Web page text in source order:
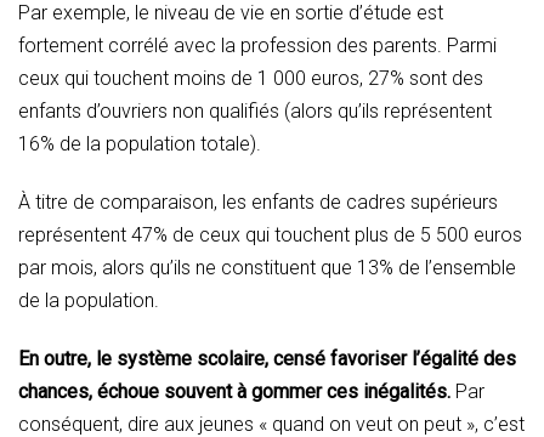
Par exemple, le niveau de vie en sortie d’étude est
fortement corrélé avec la profession des parents. Parmi
ceux qui touchent moins de 1 000 euros, 27% sont des
enfants d’ouvriers non qualifiés (alors qu’ils représentent
16% de la population totale).
À titre de comparaison, les enfants de cadres supérieurs
représentent 47% de ceux qui touchent plus de 5 500 euros
par mois, alors qu’ils ne constituent que 13% de l’ensemble
de la population.
En outre, le système scolaire, censé favoriser l’égalité des
chances, échoue souvent à gommer ces inégalités. Par
conséquent, dire aux jeunes « quand on veut on peut », c’est